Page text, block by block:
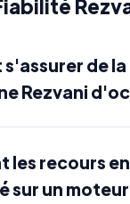
de
Rezvani
les recours
sur un